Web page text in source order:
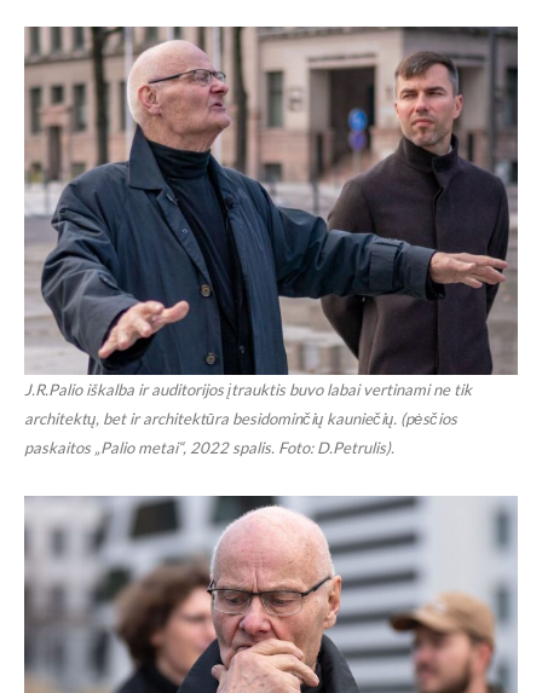
J.R.Palio iškalba ir auditorijos įtrauktis buvo labai vertinami ne tik
architektų, bet ir architektūra besidominčių kauniečių. (pėsčios
paskaitos „Palio metai“, 2022 spalis. Foto: D.Petrulis).